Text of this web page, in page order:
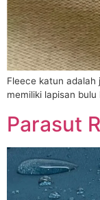
Fleece katun
memiliki lapisan
Parasut